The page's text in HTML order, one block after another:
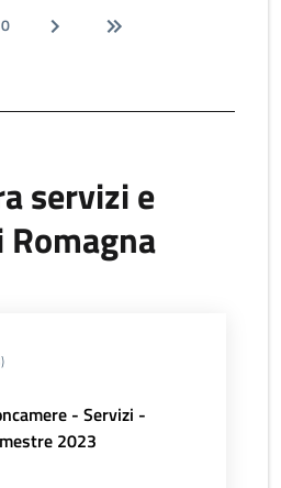
servizi e
- Servizi -
2023